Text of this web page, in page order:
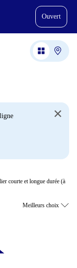
Ouvert
courte et longue durée (à